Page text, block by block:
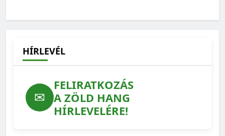
HÍRLEVÉL
✉
FELIRATKOZÁS
A ZÖLD HANG
HÍRLEVELÉRE!